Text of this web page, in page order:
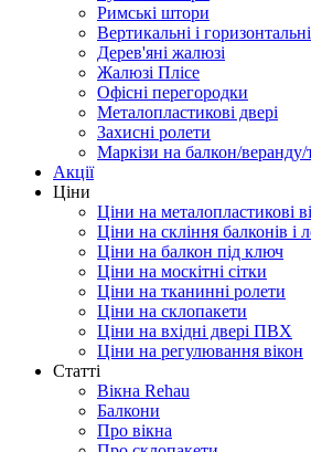
Римські штори
Вертикальні і
Дерев'яні жалюзі
Жалюзі Плісе
Офісні перегородки
Металопластикові двері
Захисні ролети
Маркізи на балкон/веранду/
Акції
Ціни
Ціни на металопластикові
Ціни на скління балконів і
Ціни на балкон під ключ
Ціни на москітні сітки
Ціни на тканинні ролети
Ціни на склопакети
Ціни на вхідні двері ПВХ
Ціни на регулювання вікон
Cтатті
Вікна Rehau
Балкони
Про вікна